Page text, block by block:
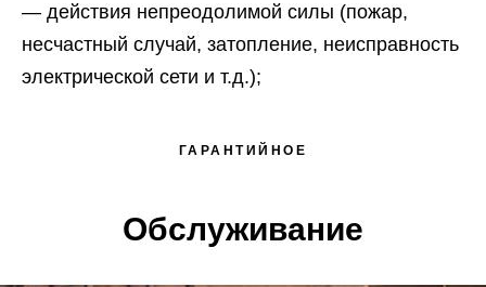
— действия непреодолимой силы (пожар,
несчастный случай, затопление, неисправность
электрической сети и т.д.);
ГАРАНТИЙНОЕ
Обслуживание